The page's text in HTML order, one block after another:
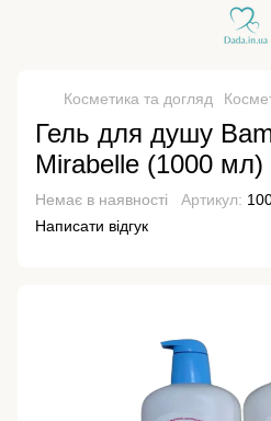
Косметика та догляд
Гель для душу
Mirabelle (1000 мл)
Немає в наявності Артикул:
Написати відгук